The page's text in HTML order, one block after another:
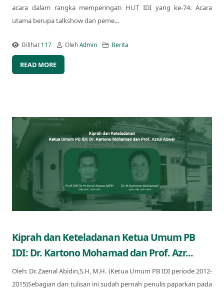
acara dalam rangka memperingati HUT IDI yang ke-74. Acara
utama berupa talkshow dan peme...
Dilihat 117 OlehAdmin Berita
READ MORE
Kiprah dan Keteladanan Ketua Umum PB
IDI: Dr. Kartono Mohamad dan Prof. Azr...
Oleh: Dr. Zaenal Abidin,S.H, M.H. (Ketua Umum PB IDI periode 2012-
2015)Sebagian dari tulisan ini sudah pernah penulis paparkan pada